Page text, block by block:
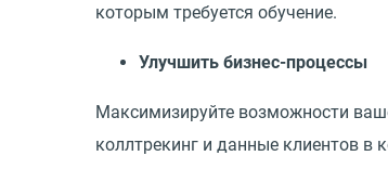
которым требуется обучение.
Улучшить бизнес-процессы
Максимизируйте возможности
коллтрекинг и данные клиентов